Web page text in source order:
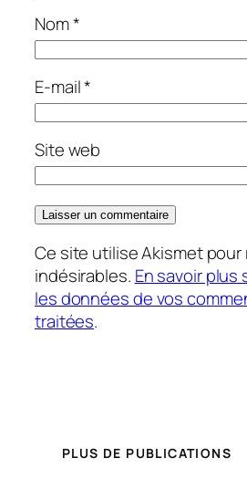
Nom*
E-mail*
Site web
Ce site utilise Akismet pour
indésirables. En savoir
les données de vos
traitées.
PLUS DE PUBLICATIONS